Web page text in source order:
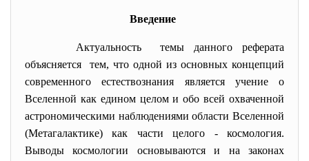
Введение
Актуальность темы данного реферата
объясняется тем, что одной из основных концепций
современного естествознания является учение о
Вселенной как едином целом и обо всей охваченной
астрономическими наблюдениями области Вселенной
(Метагалактике) как части целого - космология.
Выводы космологии основываются и на законах